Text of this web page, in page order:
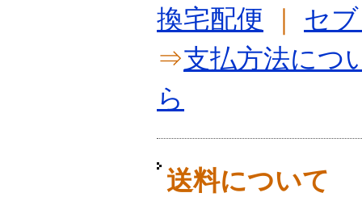
換宅配便 ｜ セ
⇒支払方法につ
ら
送料について